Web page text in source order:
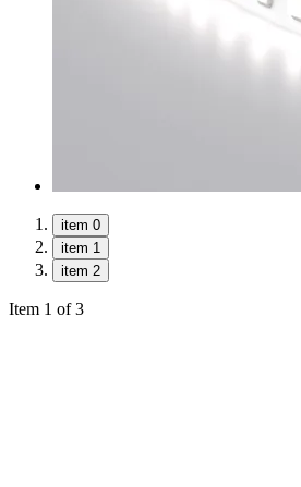
item 0
item 1
item 2
Item 1 of 3